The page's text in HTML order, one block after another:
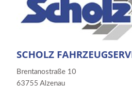
SCHOLZ
Brentanostraße 10
63755 Alzenau